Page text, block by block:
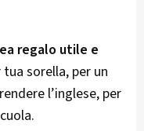
regalo utile e
sorella, per un
l’inglese, per